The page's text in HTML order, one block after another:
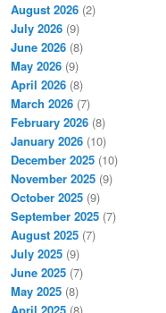
August 2026 (2)
July 2026 (9)
June 2026 (8)
May 2026 (9)
April 2026 (8)
March 2026 (7)
February 2026 (8)
January 2026 (10)
December 2025 (10)
November 2025 (9)
October 2025 (9)
September 2025 (7)
August 2025 (7)
July 2025 (9)
June 2025 (7)
May 2025 (8)